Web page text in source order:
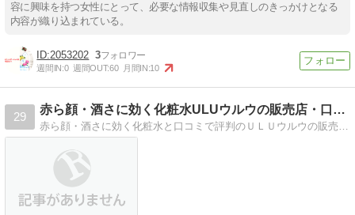
容に興味を持つ女性にとって、必要な情報収集や見直しのきっかけとなる
内容が織り込まれている。
2053202 3
週間IN:0 週間OUT:60 月間IN:10
29
赤ら顔・酒さに効く化粧水ULUウルウの販売店・口コミ・評判…
赤ら顔・酒さに効く化粧水と口コミで評判のＵＬＵウルウの販売店情報！最安値は楽天？Amazon？マツキヨ？ドラッグストア？ 実際に使用した方の口コミもチェック！…